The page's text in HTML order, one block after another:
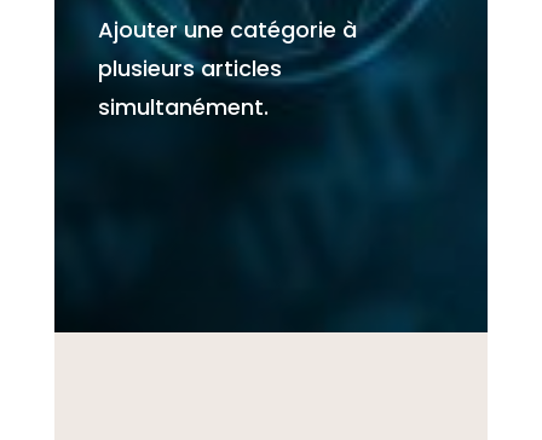
Ajouter une catégorie à
plusieurs articles
simultanément.